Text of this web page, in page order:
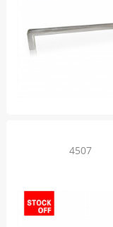
4507